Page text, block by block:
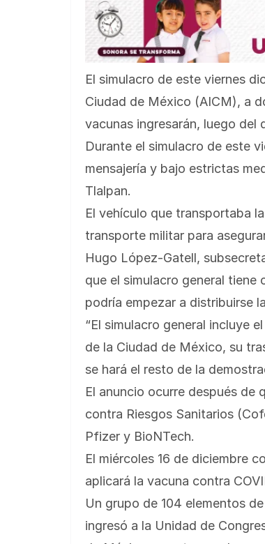
El simulacro de este viernes
Ciudad de México (AICM), a
vacunas ingresarán, luego del
Durante el simulacro de este
mensajería y bajo estrictas
Tlalpan.
El vehículo que transportaba
transporte militar para
Hugo López-Gatell,
que el simulacro general
podría empezar a distribuirse
“El simulacro general incluye
de la Ciudad de México, su
se hará el resto de la
El anuncio ocurre después de
contra Riesgos Sanitarios
Pfizer y BioNTech.
El miércoles 16 de diciembre
aplicará la vacuna contra
Un grupo de 104 elementos
ingresó a la Unidad de